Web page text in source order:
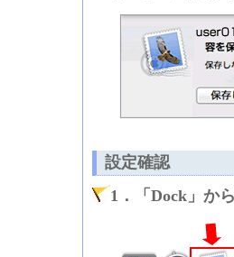
設定確認
1．「Dock」か